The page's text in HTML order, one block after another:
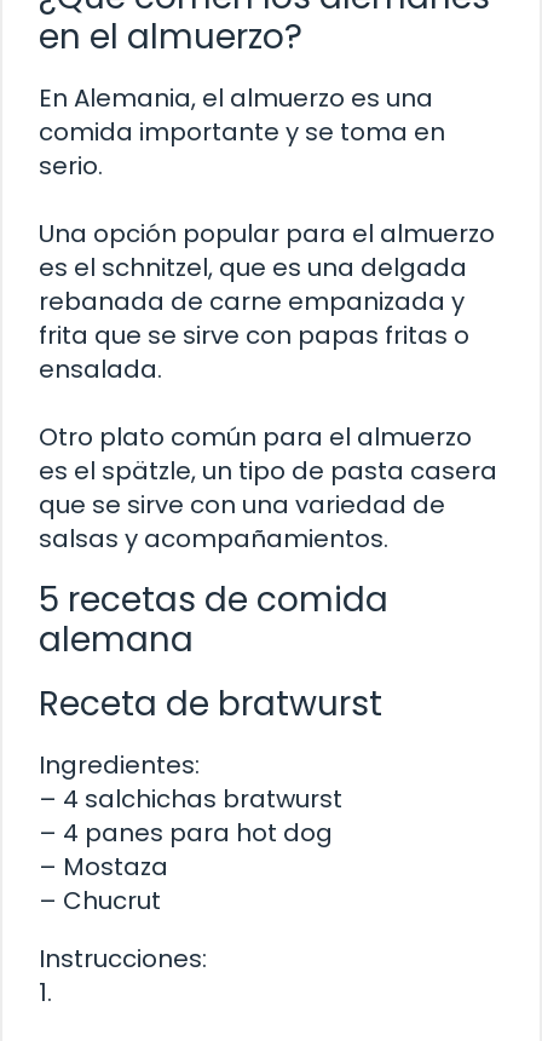
en el almuerzo?
En Alemania, el almuerzo es una
comida importante y se toma en
serio.
Una opción popular para el almuerzo
es el schnitzel, que es una delgada
rebanada de carne empanizada y
frita que se sirve con papas fritas o
ensalada.
Otro plato común para el almuerzo
es el spätzle, un tipo de pasta casera
que se sirve con una variedad de
salsas y acompañamientos.
5 recetas de comida
alemana
Receta de bratwurst
Ingredientes:
– 4 salchichas bratwurst
– 4 panes para hot dog
– Mostaza
– Chucrut
Instrucciones:
1.